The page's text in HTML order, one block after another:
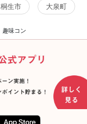
桐生市 大泉町
趣味コン